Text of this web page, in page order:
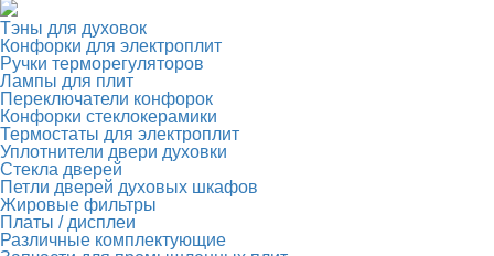
Тэны для духовок
Конфорки для электроплит
Ручки терморегуляторов
Лампы для плит
Переключатели конфорок
Конфорки стеклокерамики
Термостаты для электроплит
Уплотнители двери духовки
Стекла дверей
Петли дверей духовых шкафов
Жировые фильтры
Платы / дисплеи
Различные комплектующие